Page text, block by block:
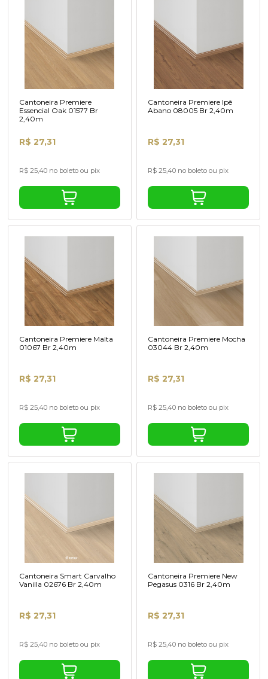
Cantoneira Premiere
Essencial Oak 01577 Br
2,40m
R$ 27,31
R$ 25,40 no boleto ou pix
Cantoneira Premiere Ipê
Abano 08005 Br 2,40m
R$ 27,31
R$ 25,40 no boleto ou pix
Cantoneira Premiere Malta
01067 Br 2,40m
R$ 27,31
R$ 25,40 no boleto ou pix
Cantoneira Premiere Mocha
03044 Br 2,40m
R$ 27,31
R$ 25,40 no boleto ou pix
Cantoneira Smart Carvalho
Vanilla 02676 Br 2,40m
R$ 27,31
R$ 25,40 no boleto ou pix
Cantoneira Premiere New
Pegasus 0316 Br 2,40m
R$ 27,31
R$ 25,40 no boleto ou pix